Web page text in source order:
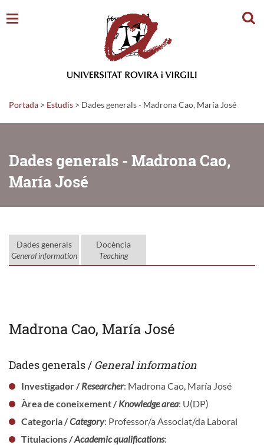
Portada > Estudis > Dades generals - Madrona Cao, María José
Dades generals - Madrona Cao,
María José
Dades generals
General information
Docència
Teaching
Madrona Cao, María José
Dades generals / General information
Investigador /Researcher: Madrona Cao, María José
Àrea de coneixement /Knowledge area: U(DP)
Categoria /Category: Professor/a Associat/da Laboral
Titulacions /Academic qualifications: